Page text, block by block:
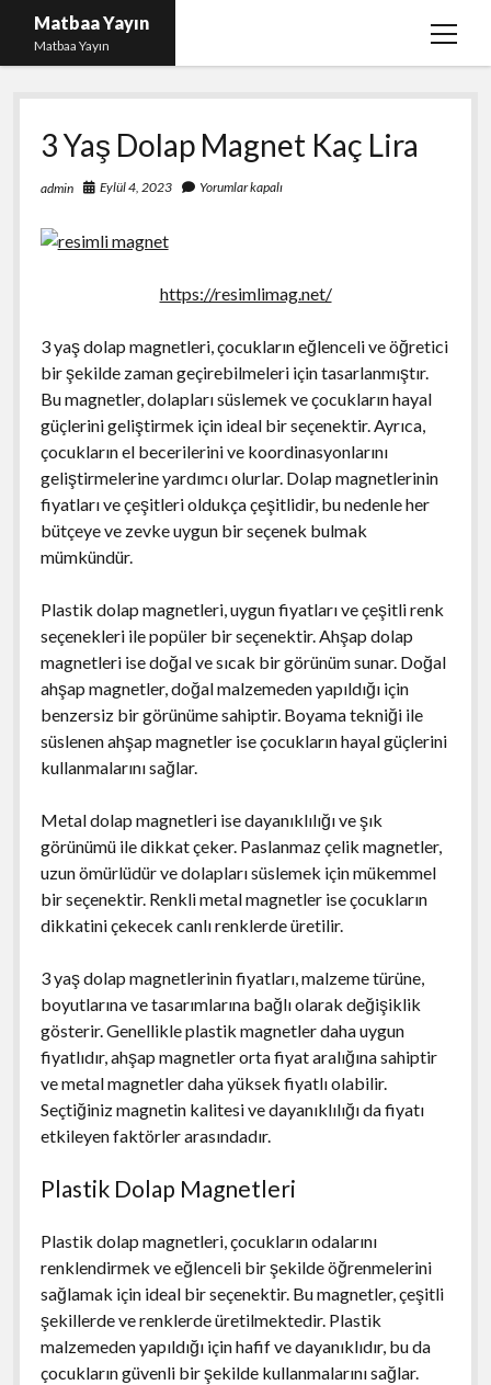
Matbaa Yayın
Matbaa Yayın
menüyü
Igtv Izlenme Gönderme Hilesi Bedava
Instagram Bot Takipçileri Silme
Liste
Sayfa Listesi
3 Yaş Dolap Magnet Kaç Lira
admin Eylül 4, 2023 Yorumlar kapalı
https://resimlimag.net/
3 yaş dolap magnetleri, çocukların eğlenceli ve öğretici
bir şekilde zaman geçirebilmeleri için tasarlanmıştır.
Bu magnetler, dolapları süslemek ve çocukların hayal
güçlerini geliştirmek için ideal bir seçenektir. Ayrıca,
çocukların el becerilerini ve koordinasyonlarını
geliştirmelerine yardımcı olurlar. Dolap magnetlerinin
fiyatları ve çeşitleri oldukça çeşitlidir, bu nedenle her
bütçeye ve zevke uygun bir seçenek bulmak
mümkündür.
Plastik dolap magnetleri, uygun fiyatları ve çeşitli renk
seçenekleri ile popüler bir seçenektir. Ahşap dolap
magnetleri ise doğal ve sıcak bir görünüm sunar. Doğal
ahşap magnetler, doğal malzemeden yapıldığı için
benzersiz bir görünüme sahiptir. Boyama tekniği ile
süslenen ahşap magnetler ise çocukların hayal güçlerini
kullanmalarını sağlar.
Metal dolap magnetleri ise dayanıklılığı ve şık
görünümü ile dikkat çeker. Paslanmaz çelik magnetler,
uzun ömürlüdür ve dolapları süslemek için mükemmel
bir seçenektir. Renkli metal magnetler ise çocukların
dikkatini çekecek canlı renklerde üretilir.
3 yaş dolap magnetlerinin fiyatları, malzeme türüne,
boyutlarına ve tasarımlarına bağlı olarak değişiklik
gösterir. Genellikle plastik magnetler daha uygun
fiyatlıdır, ahşap magnetler orta fiyat aralığına sahiptir
ve metal magnetler daha yüksek fiyatlı olabilir.
Seçtiğiniz magnetin kalitesi ve dayanıklılığı da fiyatı
etkileyen faktörler arasındadır.
Plastik Dolap Magnetleri
Plastik dolap magnetleri, çocukların odalarını
renklendirmek ve eğlenceli bir şekilde öğrenmelerini
sağlamak için ideal bir seçenektir. Bu magnetler, çeşitli
şekillerde ve renklerde üretilmektedir. Plastik
malzemeden yapıldığı için hafif ve dayanıklıdır, bu da
çocukların güvenli bir şekilde kullanmalarını sağlar.